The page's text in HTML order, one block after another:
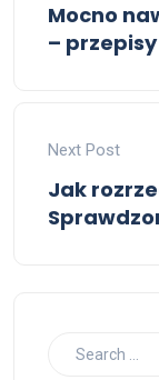
Mocno
–
Next Post
Jak